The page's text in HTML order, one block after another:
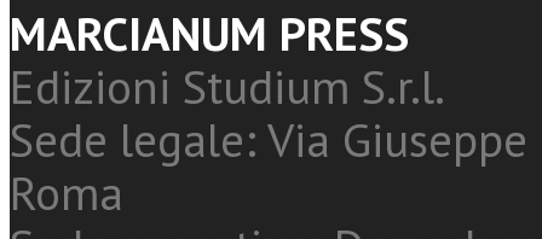
MARCIANUM PRESS
Edizioni Studium S.r.l.
Sede legale: Via
Roma